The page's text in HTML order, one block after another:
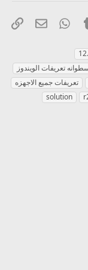
Tumblr
WhatsApp
البريد
تعريفات الويندوز
تعريفات جميع الاجهزه
solution